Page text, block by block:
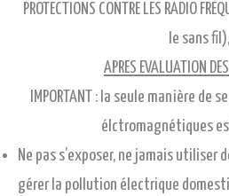
PROTECTIONS CONTRE LES RADIO
le sans fil),
APRES EVALUATION
IMPORTANT : la seule manière
élctromagnétiques
Ne pas s’exposer, ne jamais utiliser
gérer la pollution électrique